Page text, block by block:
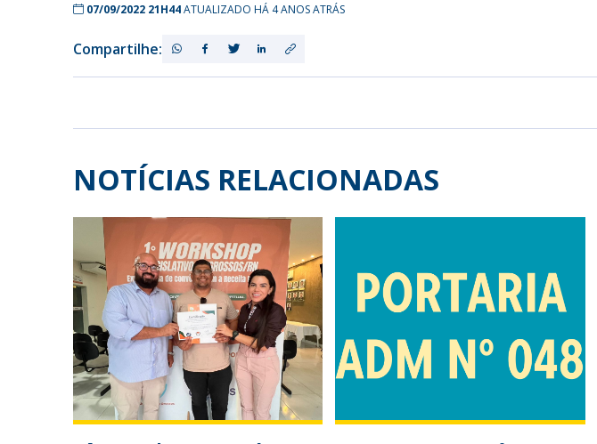
07/09/2022 21H44ATUALIZADO HÁ 4 ANOS ATRÁS
Compartilhe:
NOTÍCIAS RELACIONADAS